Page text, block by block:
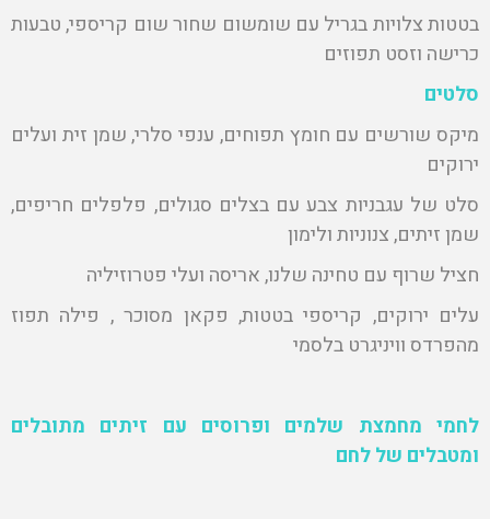
בטטות צלויות בגריל עם שומשום שחור שום קריספי, טבעות
כרישה וזסט תפוזים
סלטים
מיקס שורשים עם חומץ תפוחים, ענפי סלרי, שמן זית ועלים
ירוקים
סלט של עגבניות צבע עם בצלים סגולים, פלפלים חריפים,
שמן זיתים, צנוניות ולימון
חציל שרוף עם טחינה שלנו, אריסה ועלי פטרוזיליה
עלים ירוקים, קריספי בטטות, פקאן מסוכר , פילה תפוז
מהפרדס וויניגרט בלסמי
לחמי מחמצת שלמים ופרוסים עם זיתים מתובלים
ומטבלים של לחם